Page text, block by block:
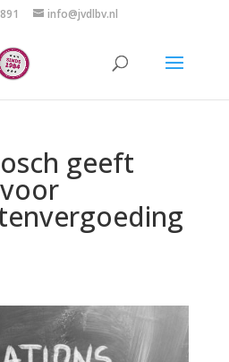
info@jvdlbv.nl
geeft